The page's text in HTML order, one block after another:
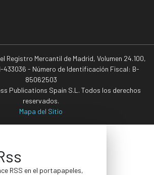
Registro Mercantil de Madrid, Volumen 24.100,
433036 - Número de Identificación Fiscal: B-
85062503
Publications Spain S.L. Todos los derechos
reservados.
Mapa del Sitio
RSS en el portapapeles,